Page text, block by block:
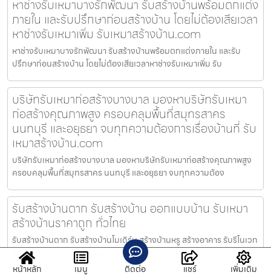
หาช่างรับเหมาบางรักพัฒนา รับสร้างบ้านพร้อมตกแต่ง
ภายใน และรับปรึกษาก่อนสร้างบ้าน โดยไม่ต้องเสียเวลา
หาช่างรับเหมาเพิ่ม รับเหมาสร้างบ้าน.com
หาช่างรับเหมาบางรักพัฒนา รับสร้างบ้านพร้อมตกแต่งภายใน และรับ
ปรึกษาก่อนสร้างบ้าน โดยไม่ต้องเสียเวลาหาช่างรับเหมาเพิ่ม รับ
บริษัทรับเหมาก่อสร้างบางบาล มองหาบริษัทรับเหมา
ก่อสร้างคุณภาพสูง ครอบคลุมพื้นที่สมุทรสาคร
นนทบุรี และอยุธยา จบทุกความต้องการเรื่องบ้านที่ รับ
เหมาสร้างบ้าน.com
บริษัทรับเหมาก่อสร้างบางบาล มองหาบริษัทรับเหมาก่อสร้างคุณภาพสูง
ครอบคลุมพื้นที่สมุทรสาคร นนทบุรี และอยุธยา จบทุกความต้อง
รับสร้างบ้านตาก รับสร้างบ้าน ออกแบบบ้าน รับเหมา
สร้างบ้านราคาถูก ทั่วไทย
รับสร้างบ้านตาก รับสร้างบ้านโมเดิร์น สร้างบ้านหรู สร้างอาคาร รับรีโนเวท
บ้าน รับต่อเติมบ้าน บริการออกแบบ เขียนแบบก่อสร้าง
หน้าหลัก
เมนู ติดต่อ แชร์ เพิ่มเติม